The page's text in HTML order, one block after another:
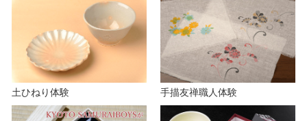
d
e
土ひねり体験 手描友禅職人体験